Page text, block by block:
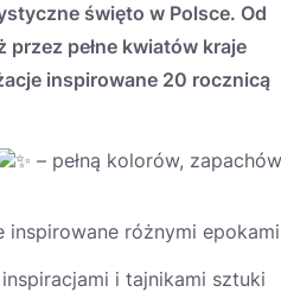
święto w Polsce. Od
pełne kwiatów kraje
inspirowane 20 rocznicą
– pełną kolorów, zapachów
różnymi
i tajnikami sztuki